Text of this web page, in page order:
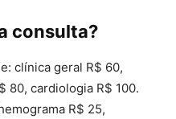
consulta?
clínica geral R$ 60,
80, cardiologia R$ 100.
R$ 25,